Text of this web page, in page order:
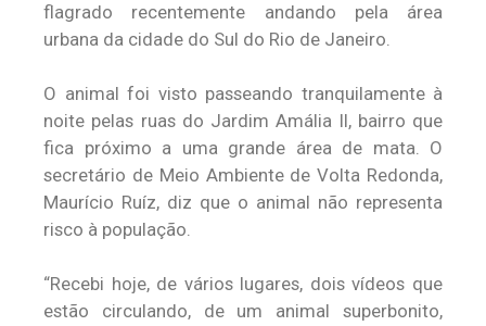
flagrado recentemente andando pela área
urbana da cidade do Sul do Rio de Janeiro.
O animal foi visto passeando tranquilamente à
noite pelas ruas do Jardim Amália II, bairro que
fica próximo a uma grande área de mata. O
secretário de Meio Ambiente de Volta Redonda,
Maurício Ruíz, diz que o animal não representa
risco à população.
“Recebi hoje, de vários lugares, dois vídeos que
estão circulando, de um animal superbonito,